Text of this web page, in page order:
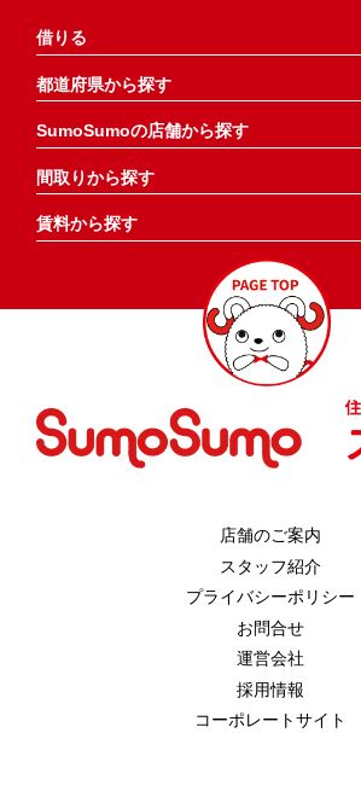
借りる
都道府県から探す
SumoSumoの店舗から探す
間取りから探す
賃料から探す
店舗のご案内
スタッフ紹介
プライバシーポリシー
お問合せ
運営会社
採用情報
コーポレートサイト